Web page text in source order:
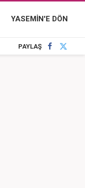
YASEMİN'E DÖN
PAYLAŞ